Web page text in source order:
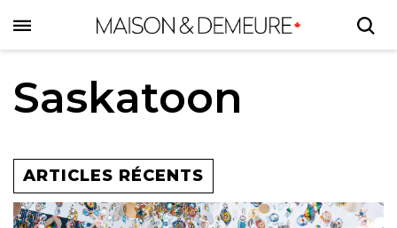
to
main
content
Saskatoon
ARTICLES RÉCENTS